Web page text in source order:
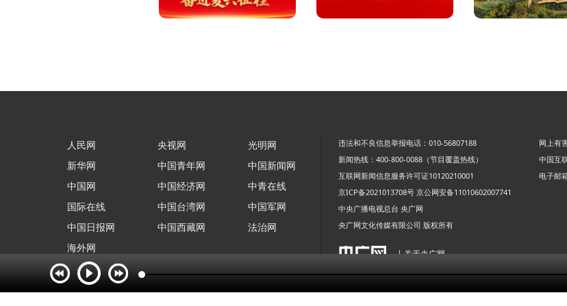
人民网
新华网
中国网
国际在线
中国日报网
海外网
央视网
中国青年网
中国经济网
中国台湾网
中国西藏网
光明网
中国新闻网
中青在线
中国军网
法治网
违法和不良信息举报电话：010-56807188
网上有
新闻热线：400-800-0088（节目覆盖热线）
中国互
互联网新闻信息服务许可证10120210001
电子邮
京ICP备2021013708号 京公网安备11010602007741
中央广播电视总台 央广网
央广网文化传媒有限公司 版权所有
| 关于央广网